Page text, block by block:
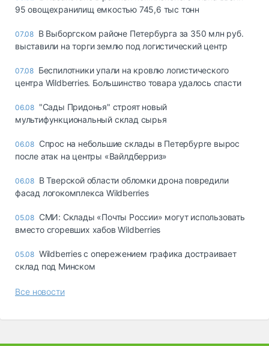
95 овощехранилищ емкостью 745,6 тыс тонн
07.08 В Выборгском районе Петербурга за 350 млн руб.
выставили на торги землю под логистический центр
07.08 Беспилотники упали на кровлю логистического
центра Wildberries. Большинство товара удалось спасти
06.08 "Сады Придонья" строят новый
мультифункциональный склад сырья
06.08 Спрос на небольшие склады в Петербурге вырос
после атак на центры «Вайлдберриз»
06.08 В Тверской области обломки дрона повредили
фасад логокомплекса Wildberries
05.08 СМИ: Склады «Почты России» могут использовать
вместо сгоревших хабов Wildberries
05.08 Wildberries с опережением графика достраивает
склад под Минском
Все новости